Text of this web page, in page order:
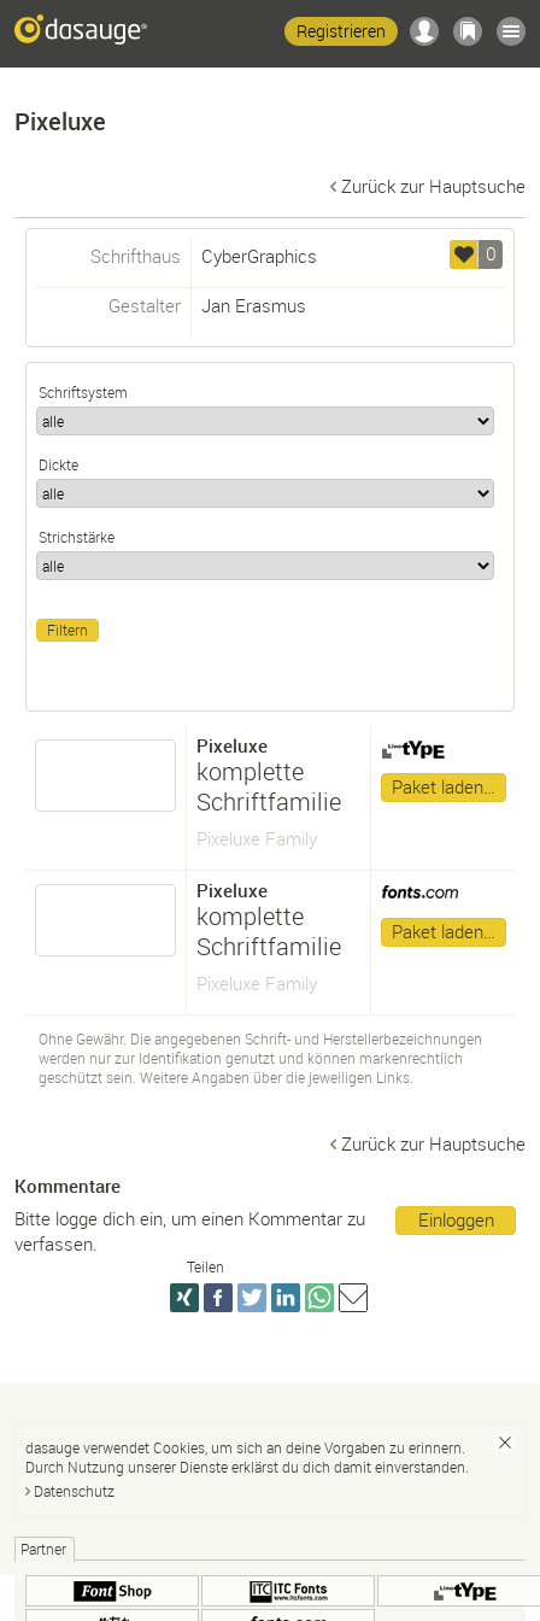
Registrieren
Pixeluxe
Zurück zur Hauptsuche
0
Schrifthaus CyberGraphics
Gestalter Jan Erasmus
Schriftsystem
Dickte
Strichstärke
Pixeluxe
komplette
Schriftfamilie
Pixeluxe Family
Paket laden…
Pixeluxe
komplette
Schriftfamilie
Pixeluxe Family
Paket laden…
Ohne Gewähr. Die angegebenen Schrift- und Herstellerbezeichnungen
werden nur zur Identifikation genutzt und können markenrechtlich
geschützt sein. Weitere Angaben über die jeweiligen Links.
Zurück zur Hauptsuche
Kommentare
Einloggen
Bitte logge dich ein, um einen Kommentar zu
verfassen.
Teilen
dasauge verwendet Cookies, um sich an deine Vorgaben zu erinnern.
Durch Nutzung unserer Dienste erklärst du dich damit einverstanden.
Datenschutz
Partner